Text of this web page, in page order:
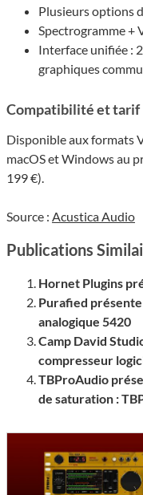
Plusieurs options
Spectrogramme +
Interface unifiée :
graphiques
Compatibilité et tarif
Disponible aux formats
macOS et Windows au
199 €).
Source : Acustica Audio
Publications
Hornet Plugins
Purafied
analogique 5420
Camp David
compresseur
TBProAudio
de saturation :